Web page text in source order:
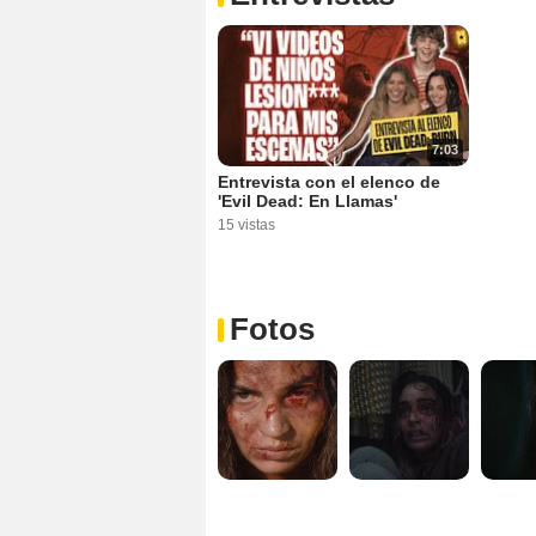
7:03
Entrevista con el elenco de
'Evil Dead: En Llamas'
15 vistas
Fotos